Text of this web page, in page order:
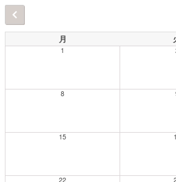
月
1
8
15
22